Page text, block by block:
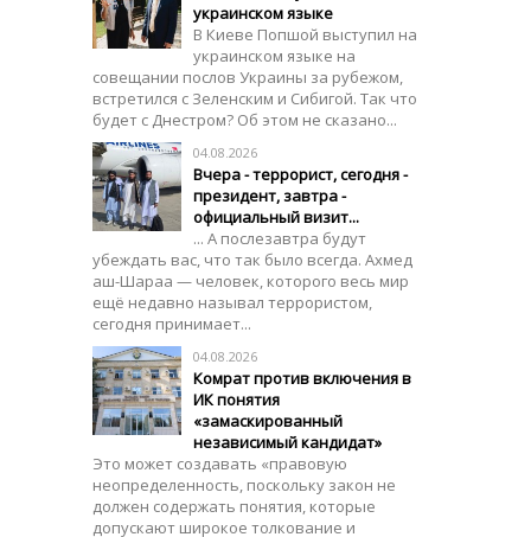
украинском языке
В Киеве Попшой выступил на
украинском языке на
совещании послов Украины за рубежом,
встретился с Зеленским и Сибигой. Так что
будет с Днестром? Об этом не сказано...
04.08.2026
Вчера - террорист, сегодня -
президент, завтра -
официальный визит...
... А послезавтра будут
убеждать вас, что так было всегда. Ахмед
аш-Шараа — человек, которого весь мир
ещё недавно называл террористом,
сегодня принимает...
04.08.2026
Комрат против включения в
ИК понятия
«замаскированный
независимый кандидат»
Это может создавать «правовую
неопределенность, поскольку закон не
должен содержать понятия, которые
допускают широкое толкование и